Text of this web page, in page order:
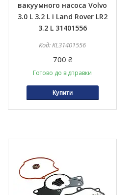
вакуумного насоса Volvo
3.0 L 3.2 L і Land Rover LR2
3.2 L 31401556
KL31401556
700 ₴
Готово до відправки
Купити